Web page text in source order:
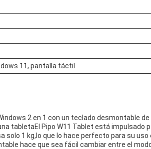
11, pantalla táctil
2 en 1 con un teclado desmontable
tabletaEl Pipo W11 Tablet está impulsado
1 kg,lo que lo hace perfecto para su
hace que sea fácil cambiar entre el